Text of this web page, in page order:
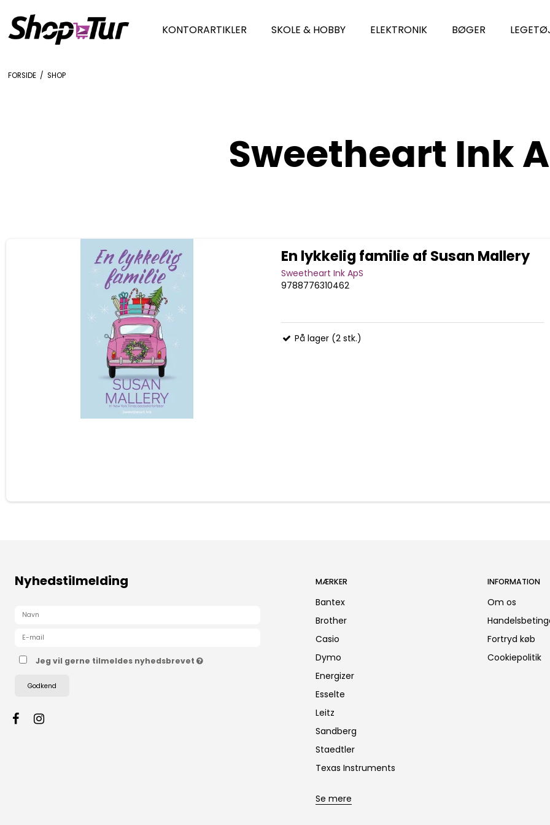
KONTORARTIKLER SKOLE & HOBBY ELEKTRONIK BØGER
FORSIDE / SHOP
Sweetheart Ink
En lykkelig familie af Susan Mallery
Sweetheart Ink ApS
9788776310462
På lager (2 stk.)
Nyhedstilmelding
Jeg vil gerne tilmeldes nyhedsbrevet
Godkend
MÆRKER
Bantex
Brother
Casio
Dymo
Energizer
Esselte
Leitz
Sandberg
Staedtler
Texas Instruments
Se mere
INFORMATION
Om os
Fortryd køb
Cookiepolitik